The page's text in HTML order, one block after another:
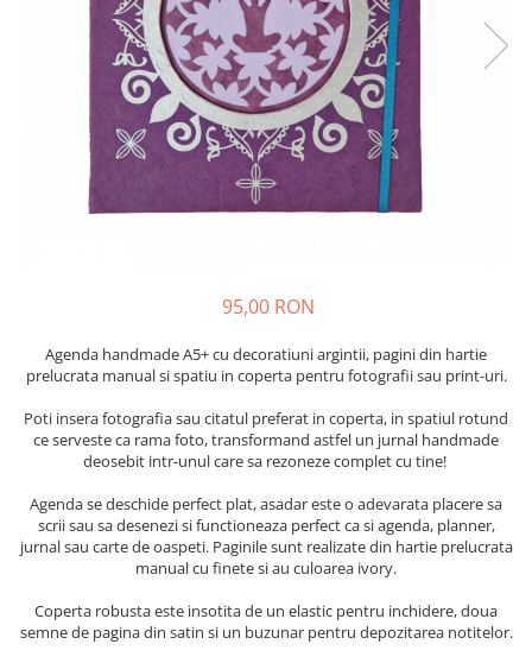
95,00 RON
Agenda handmade A5+ cu decoratiuni argintii, pagini din hartie
prelucrata manual si spatiu in coperta pentru fotografii sau print-uri.
Poti insera fotografia sau citatul preferat in coperta, in spatiul rotund
ce serveste ca rama foto, transformand astfel un jurnal handmade
deosebit intr-unul care sa rezoneze complet cu tine!
Agenda se deschide perfect plat, asadar este o adevarata placere sa
scrii sau sa desenezi si functioneaza perfect ca si agenda, planner,
jurnal sau carte de oaspeti. Paginile sunt realizate din hartie prelucrata
manual cu finete si au culoarea ivory.
Coperta robusta este insotita de un elastic pentru inchidere, doua
semne de pagina din satin si un buzunar pentru depozitarea notitelor.